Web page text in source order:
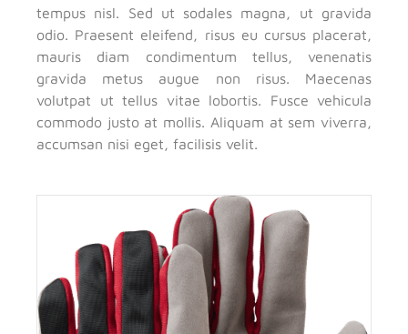
tempus nisl. Sed ut sodales magna, ut gravida
odio. Praesent eleifend, risus eu cursus placerat,
mauris diam condimentum tellus, venenatis
gravida metus augue non risus. Maecenas
volutpat ut tellus vitae lobortis. Fusce vehicula
commodo justo at mollis. Aliquam at sem viverra,
accumsan nisi eget, facilisis velit.